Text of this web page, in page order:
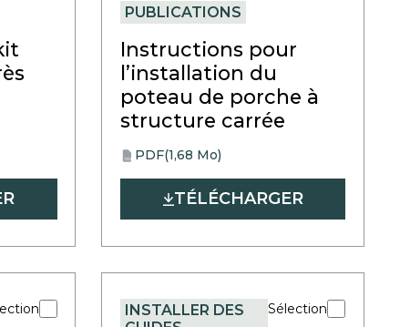
PUBLICATIONS
Instructions pour
l’installation du
poteau de porche à
structure carrée
PDF PDF(1,68 Mo)
opens
in
new
TÉLÉCHARGER
INSTALLER DES
Sélection